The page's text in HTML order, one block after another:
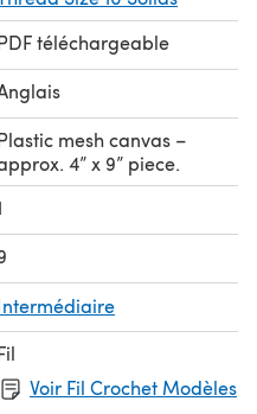
téléchargeable
mesh canvas –
4” x 9” piece.
Voir Fil Crochet Modèles